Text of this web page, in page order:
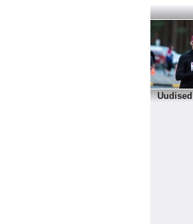
Uudised